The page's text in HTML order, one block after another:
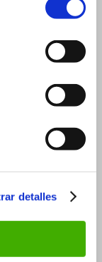
detalles